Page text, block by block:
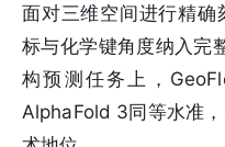
面对三维空间进行精确
标与化学键角度纳入完
构预测任务上，
AlphaFold 3同等水准